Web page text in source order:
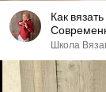
Как
Школа